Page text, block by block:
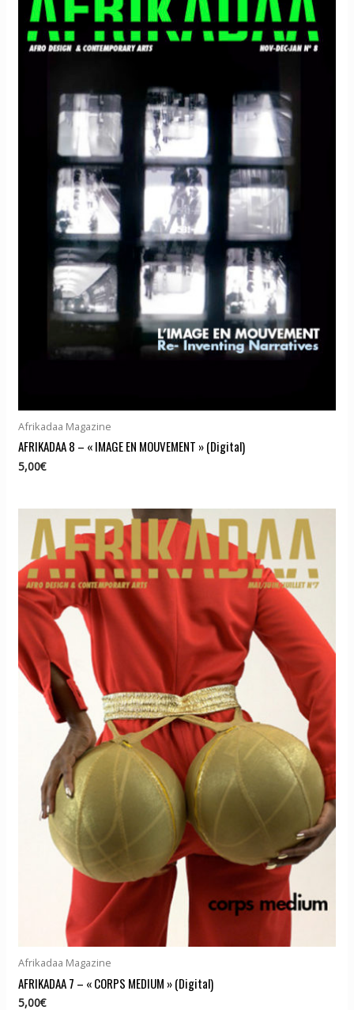
Afrikadaa Magazine
AFRIKADAA 8 – « IMAGE EN MOUVEMENT » (Digital)
5,00€
Afrikadaa Magazine
AFRIKADAA 7 – « CORPS MEDIUM » (Digital)
5,00€